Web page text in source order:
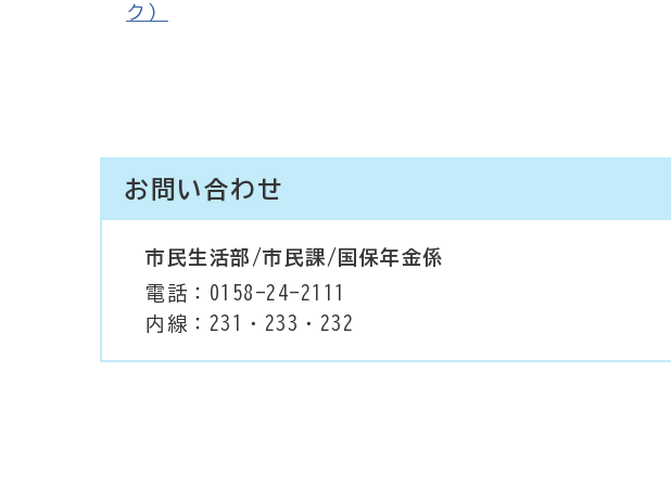
ク）
お問い合わせ
市民生活部/市民課/国保年金係
電話：0158-24-2111
内線：231・233・232